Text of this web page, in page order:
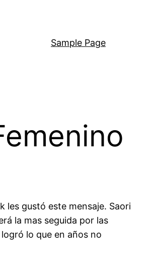
Sample Page
les gustó este mensaje. Saori
la mas seguida por las
lo que en años no